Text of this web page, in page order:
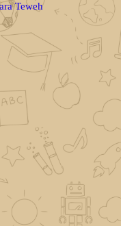
Teweh